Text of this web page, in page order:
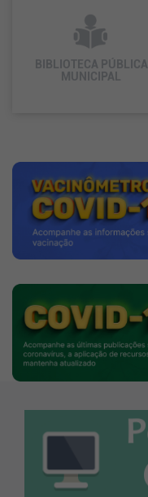
BIBLIOTECA PÚBLICA
MUNICIPAL